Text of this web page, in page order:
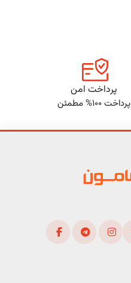
پرداخت امن
پرداخت 100% مطمئن